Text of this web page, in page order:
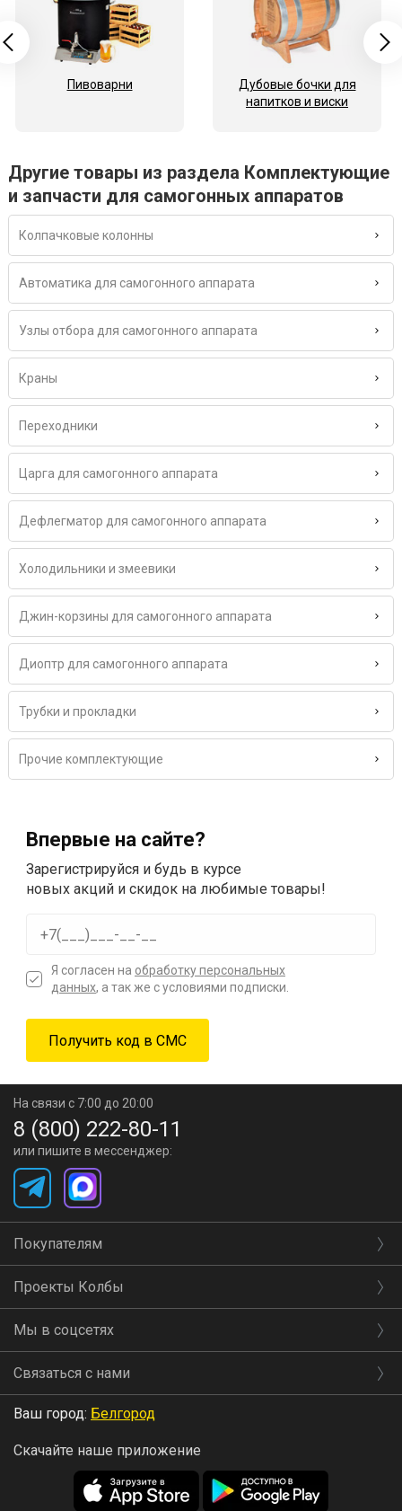
Пивоварни
Дубовые бочки для
напитков и виски
Другие товары из раздела Комплектующие
и запчасти для самогонных аппаратов
Колпачковые колонны
Автоматика для самогонного аппарата
Узлы отбора для самогонного аппарата
Краны
Переходники
Царга для самогонного аппарата
Дефлегматор для самогонного аппарата
Холодильники и змеевики
Джин-корзины для самогонного аппарата
Диоптр для самогонного аппарата
Трубки и прокладки
Прочие комплектующие
Впервые на сайте?
Зарегистрируйся и будь в курсе
новых акций и скидок на любимые товары!
Я согласен на обработку персональных
данных, а так же с условиями подписки.
На связи с 7:00 до 20:00
8 (800) 222-80-11
или пишите в мессенджер:
Покупателям
Проекты Колбы
Мы в соцсетях
Связаться с нами
Ваш город: Белгород
Скачайте наше приложение